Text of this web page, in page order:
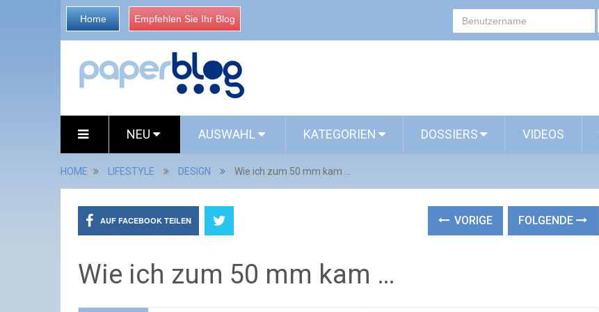
Home Empfehlen Sie Ihr Blog
NEU AUSWAHL KATEGORIEN DOSSIERS VIDEOS
HOME LIFESTYLE DESIGN Wie ich zum 50 mm kam …
AUF FACEBOOK TEILEN VORIGE FOLGENDE
Wie ich zum 50 mm kam …